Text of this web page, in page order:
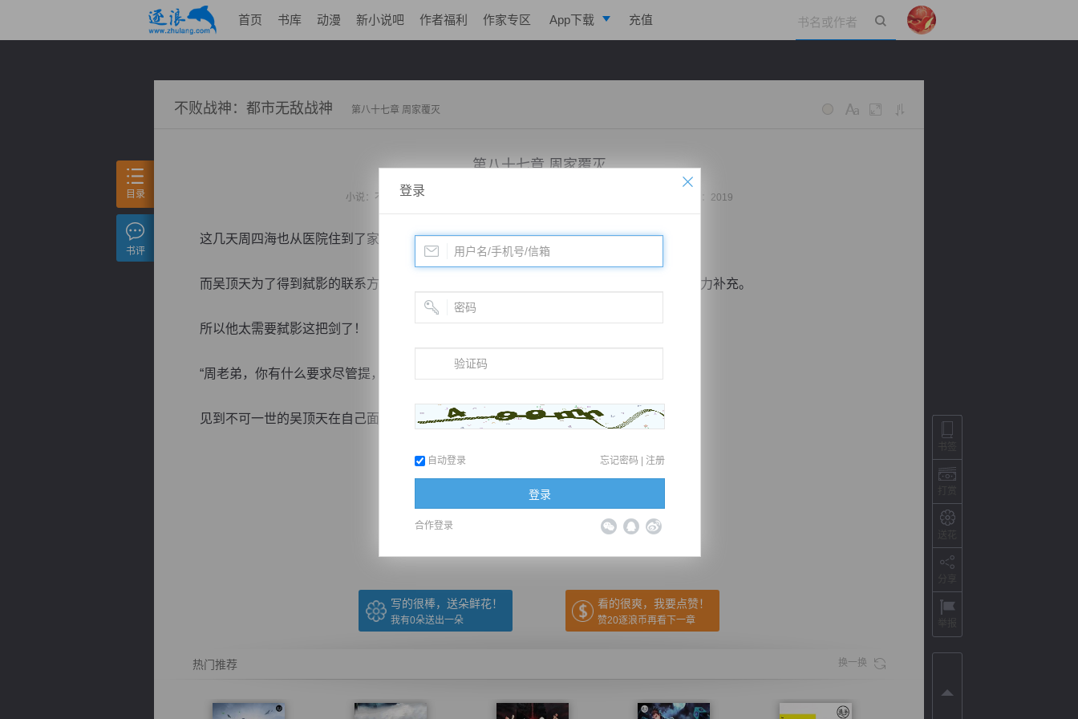
首页 书库 动漫 新小说吧 作者福利 作家专区 App下载 充值
不败战神：都市无敌战神 第八十七章 周家覆灭
第八十七章 周家覆灭
小说： 不败战神：都市无敌战神 更新时间：2019-10-29 21:35 字数：2019
这几天周四海也从医院住到了家里，虽然失去了一直手臂，但是命还是保下来了。
而吴顶天为了得到弑影的联系方式，也是跟到了周家，毕竟现在吴家暗卫受损，他继续武力补充。
所以他太需要弑影这把剑了！
“周老弟，你有什么要求尽管提，吴家真的想拥有这样的底牌。”
见到不可一世的吴顶天在自己面前...
推荐在手机上阅读本书
（← 快捷键 下一章 快捷键→）
写的很棒，送朵鲜花！
我有0朵送出一朵
看的很爽，我要点赞！
赞20逐浪币再看下一章
热门推荐 换一换
目录
书评
登录
自动登录 忘记密码 | 注册
登录
合作登录